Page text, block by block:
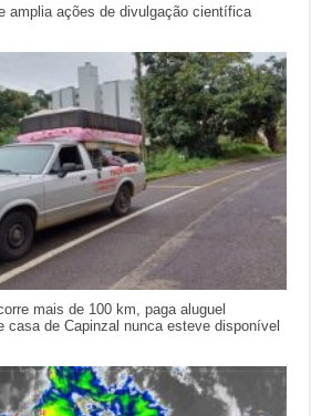
amplia ações de divulgação científica
mais de 100 km, paga aluguel
casa de Capinzal nunca esteve disponível